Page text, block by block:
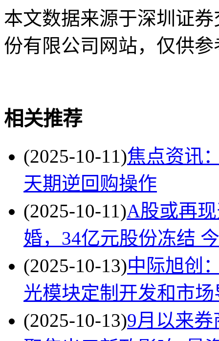
本文数据来源于深圳证
份有限公司网站，仅供
相关推荐
(2025-10-11)焦点资讯
天期逆回购操作
(2025-10-11)A股或再
婚，34亿元股份冻结
(2025-10-13)中际旭创
光模块定制开发和市
(2025-10-13)9月以来